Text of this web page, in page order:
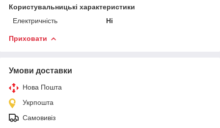
Користувальницькі характеристики
Електричність
Ні
Приховати
Умови доставки
Нова Пошта
Укрпошта
Самовивіз